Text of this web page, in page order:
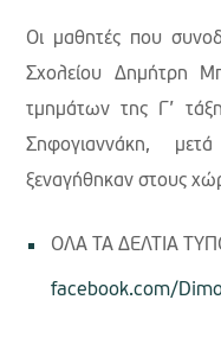
Οι μαθητές που
Σχολείου Δημήτρη
τμημάτων της Γ’
Σηφογιαννάκη,
ξεναγήθηκαν στους
ΟΛΑ ΤΑ ΔΕΛΤΙΑ
facebook.com/